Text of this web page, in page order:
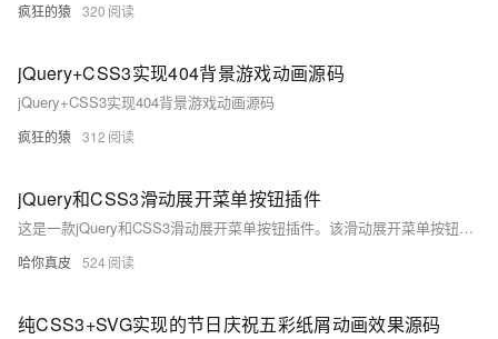
疯狂的猿 320
jQuery+CSS3实现404背景游戏动画源码
jQuery+CSS3实现404背景游戏动画源码
疯狂的猿 312
jQuery和CSS3滑动展开菜单按钮插件
这是一款jQuery和CSS3滑动展开菜单按钮插件。该滑动展开菜单按钮在用户点击主菜单按钮之后，子菜单以滑动的方式依次展开
哈你真皮 524
纯CSS3+SVG实现的节日庆祝五彩纸屑动画效果源码